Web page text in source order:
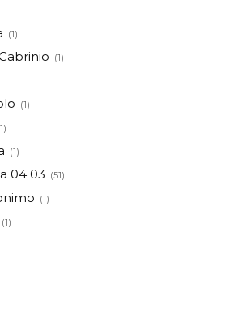
(1)
(1)
(1)
(1)
04 03 (51)
(1)
(1)